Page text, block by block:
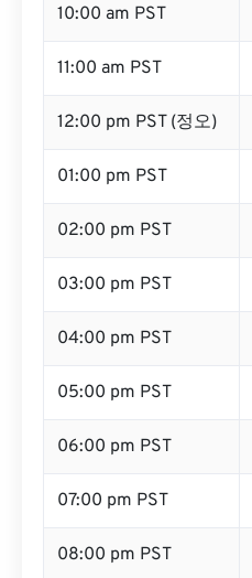
10:00 am PST
11:00 am PST
12:00 pm PST (정오)
01:00 pm PST
02:00 pm PST
03:00 pm PST
04:00 pm PST
05:00 pm PST
06:00 pm PST
07:00 pm PST
08:00 pm PST